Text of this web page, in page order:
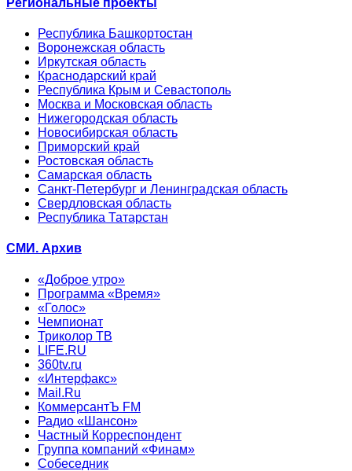
Республика Башкортостан
Воронежская область
Иркутская область
Краснодарский край
Республика Крым и Севастополь
Москва и Московская область
Нижегородская область
Новосибирская область
Приморский край
Ростовская область
Самарская область
Санкт-Петербург и Ленинградская область
Свердловская область
Республика Татарстан
СМИ. Архив
«Доброе утро»
Программа «Время»
«Голос»
Чемпионат
Триколор ТВ
LIFE.RU
360tv.ru
«Интерфакс»
Mail.Ru
КоммерсантЪ FM
Радио «Шансон»
Частный Корреспондент
Группа компаний «Финам»
Собеседник